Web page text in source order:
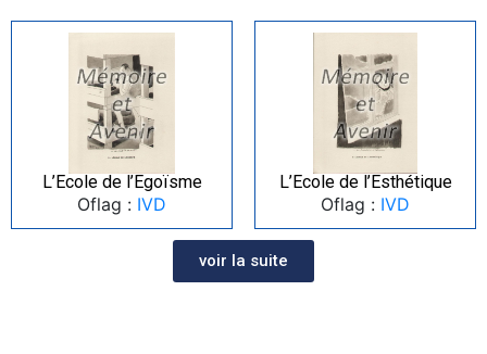
L’Ecole de l’Egoïsme
Oflag : IVD
L’Ecole de l’Esthétique
Oflag : IVD
voir la suite